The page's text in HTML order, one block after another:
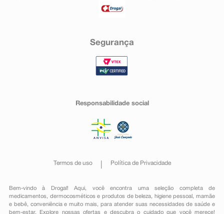
Segurança
Responsabilidade social
Termos de uso Política de Privacidade
Bem-vindo à Drogal! Aqui, você encontra uma seleção completa de
medicamentos , dermocosméticos e produtos de beleza, higiene pessoal ,mamãe
e bebê, conveniênciae muito mais, para atender suas necessidades de saúde e
bem-estar. Explore nossas ofertas e descubra o cuidado que você merece!